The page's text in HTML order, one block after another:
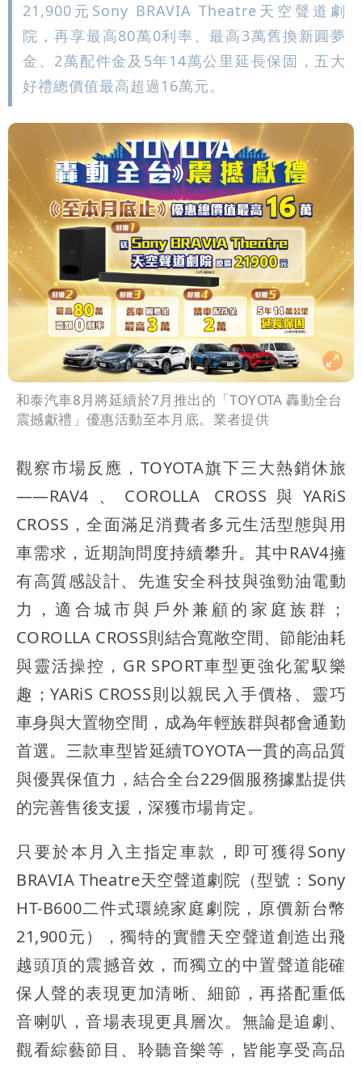
21,900元Sony BRAVIA Theatre天空聲道劇
院，再享最高80萬0利率、最高3萬舊換新圓夢
金、2萬配件金及5年14萬公里延長保固，五大
好禮總價值最高超過16萬元。
和泰汽車8月將延續於7月推出的「TOYOTA 轟動全台
震撼獻禮」優惠活動至本月底。業者提供
觀察市場反應，TOYOTA旗下三大熱銷休旅
——RAV4、COROLLA CROSS與YARiS
CROSS，全面滿足消費者多元生活型態與用
車需求，近期詢問度持續攀升。其中RAV4擁
有高質感設計、先進安全科技與強勁油電動
力，適合城市與戶外兼顧的家庭族群；
COROLLA CROSS則結合寬敞空間、節能油耗
與靈活操控，GR SPORT車型更強化駕馭樂
趣；YARiS CROSS則以親民入手價格、靈巧
車身與大置物空間，成為年輕族群與都會通勤
首選。三款車型皆延續TOYOTA一貫的高品質
與優異保值力，結合全台229個服務據點提供
的完善售後支援，深獲市場肯定。
只要於本月入主指定車款，即可獲得Sony
BRAVIA Theatre天空聲道劇院（型號：Sony
HT-B600二件式環繞家庭劇院，原價新台幣
21,900元），獨特的實體天空聲道創造出飛
越頭頂的震撼音效，而獨立的中置聲道能確
保人聲的表現更加清晰、細節，再搭配重低
音喇叭，音場表現更具層次。無論是追劇、
觀看綜藝節目、聆聽音樂等，皆能享受高品